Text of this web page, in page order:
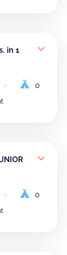
in 1
0
0